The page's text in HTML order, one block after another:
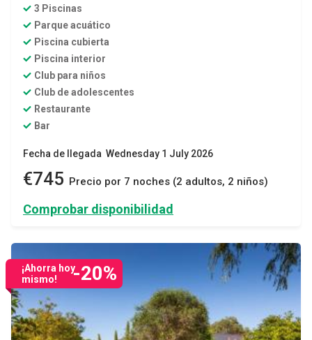
3 Piscinas
Parque acuático
Piscina cubierta
Piscina interior
Club para niños
Club de adolescentes
Restaurante
Bar
Fecha de llegada Wednesday 1 July 2026
€745 Precio por 7 noches (2 adultos, 2 niños)
Comprobar disponibilidad
¡Ahorra hoy
mismo!
-20%